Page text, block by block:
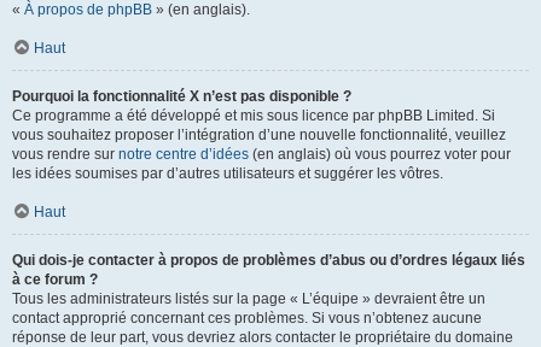
« À propos de phpBB » (en anglais).
Haut
Pourquoi la fonctionnalité X n’est pas disponible ?
Ce programme a été développé et mis sous licence par phpBB Limited. Si
vous souhaitez proposer l’intégration d’une nouvelle fonctionnalité, veuillez
vous rendre sur notre centre d’idées (en anglais) où vous pourrez voter pour
les idées soumises par d’autres utilisateurs et suggérer les vôtres.
Haut
Qui dois-je contacter à propos de problèmes d’abus ou d’ordres légaux liés
à ce forum ?
Tous les administrateurs listés sur la page « L’équipe » devraient être un
contact approprié concernant ces problèmes. Si vous n’obtenez aucune
réponse de leur part, vous devriez alors contacter le propriétaire du domaine